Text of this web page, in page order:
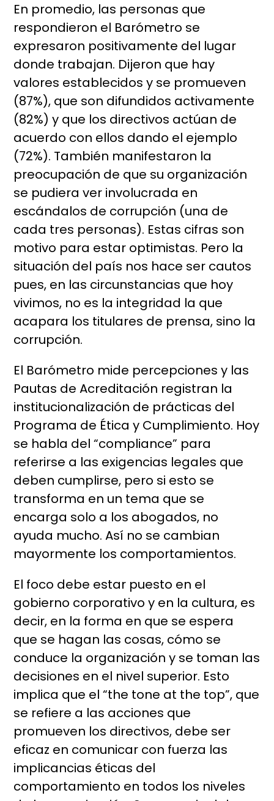
En promedio, las personas que
respondieron el Barómetro se
expresaron positivamente del lugar
donde trabajan. Dijeron que hay
valores establecidos y se promueven
(87%), que son difundidos activamente
(82%) y que los directivos actúan de
acuerdo con ellos dando el ejemplo
(72%). También manifestaron la
preocupación de que su organización
se pudiera ver involucrada en
escándalos de corrupción (una de
cada tres personas). Estas cifras son
motivo para estar optimistas. Pero la
situación del país nos hace ser cautos
pues, en las circunstancias que hoy
vivimos, no es la integridad la que
acapara los titulares de prensa, sino la
corrupción.
El Barómetro mide percepciones y las
Pautas de Acreditación registran la
institucionalización de prácticas del
Programa de Ética y Cumplimiento. Hoy
se habla del “compliance” para
referirse a las exigencias legales que
deben cumplirse, pero si esto se
transforma en un tema que se
encarga solo a los abogados, no
ayuda mucho. Así no se cambian
mayormente los comportamientos.
El foco debe estar puesto en el
gobierno corporativo y en la cultura, es
decir, en la forma en que se espera
que se hagan las cosas, cómo se
conduce la organización y se toman las
decisiones en el nivel superior. Esto
implica que el “the tone at the top”, que
se refiere a las acciones que
promueven los directivos, debe ser
eficaz en comunicar con fuerza las
implicancias éticas del
comportamiento en todos los niveles